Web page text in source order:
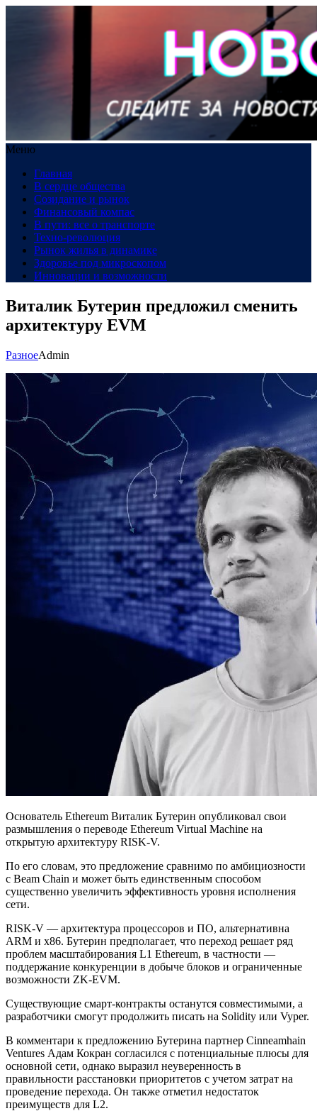
Меню
Главная
В сердце общества
Созидание и рынок
Финансовый компас
В пути: все о транспорте
Техно-революция
Рынок жилья в динамике
Здоровье под микроскопом
Инновации и возможности
Виталик Бутерин предложил сменить
архитектуру EVM
РазноеAdmin
Основатель Ethereum Виталик Бутерин опубликовал свои
размышления о переводе Ethereum Virtual Machine на
открытую архитектуру RISK-V.
По его словам, это предложение сравнимо по амбициозности
с Beam Chain и может быть единственным способом
существенно увеличить эффективность уровня исполнения
сети.
RISK-V — архитектура процессоров и ПО, альтернативна
ARM и x86. Бутерин предполагает, что переход решает ряд
проблем масштабирования L1 Ethereum, в частности —
поддержание конкуренции в добыче блоков и ограниченные
возможности ZK-EVM.
Cуществующие смарт-контракты останутся совместимыми, а
разработчики смогут продолжить писать на Solidity или Vyper.
В комментари к предложению Бутерина партнер Cinneamhain
Ventures Адам Кокран согласился с потенциальные плюсы для
основной сети, однако выразил неуверенность в
правильности расстановки приоритетов с учетом затрат на
проведение перехода. Он также отметил недостаток
преимуществ для L2.